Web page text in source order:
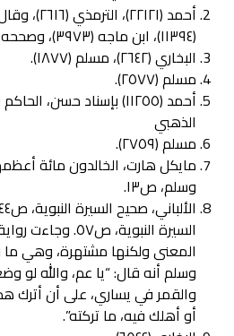
أحمد
(١١٣٩٤)، ابن ماجه (٣٩٧٣)، وصححه الألباني.
البخاري (٢٦٤٢)، مسلم (١٨٧٧).
مسلم (٢٥٧٧).
الذهبي
مسلم (٢٧٥٩).
مايكل هارت، الخالدون مائة
وسلم، ص١٣.
السيرة النبوية،
المعنى ولكنها مشتهرة، وهي ما
وسلم أنه قال: “يا عم، والله لو
والقمر في يساري، على أن أترك
أو أهلك فيه، ما تركته”.